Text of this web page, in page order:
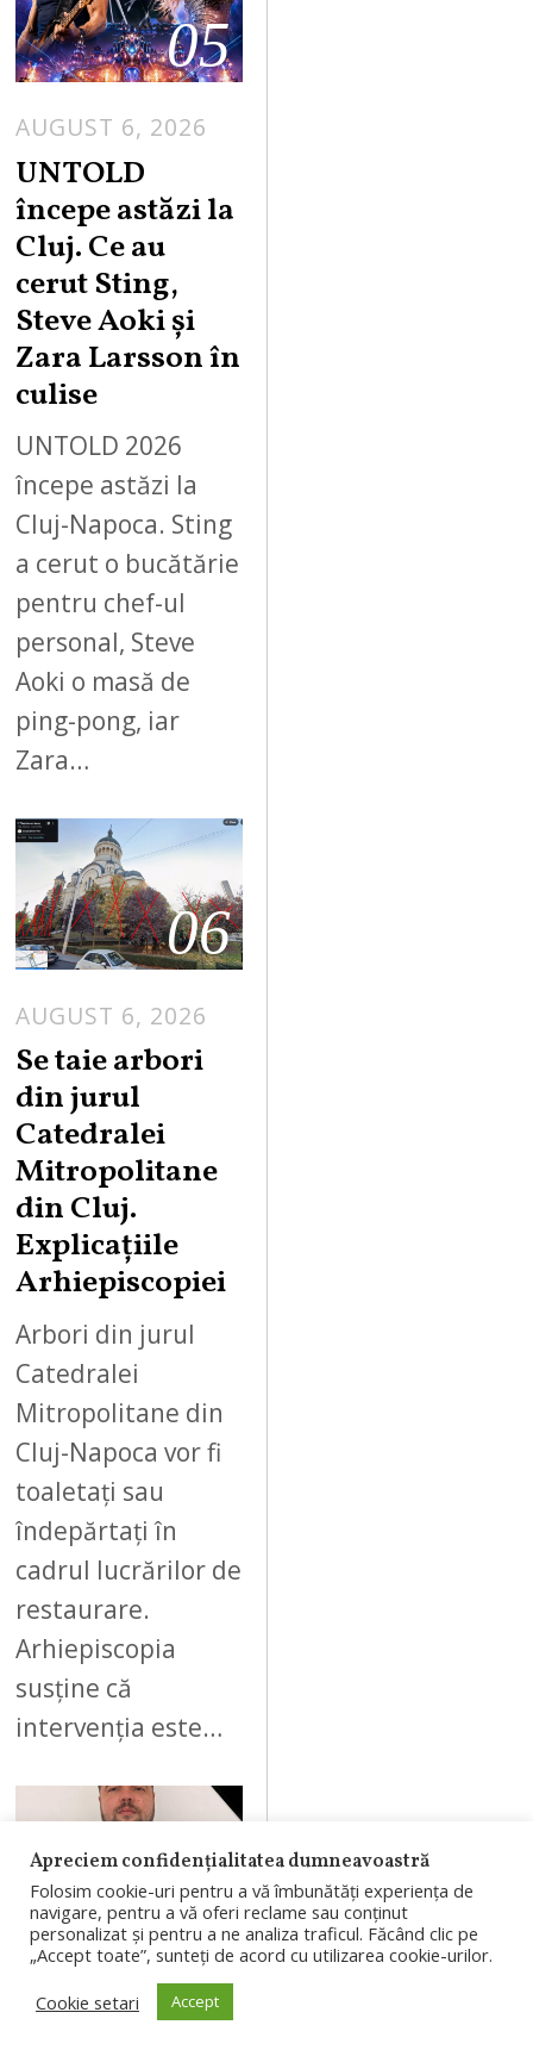
05
AUGUST 6, 2026
UNTOLD
începe astăzi la
Cluj. Ce au
cerut Sting,
Steve Aoki și
Zara Larsson în
culise
UNTOLD 2026
începe astăzi la
Cluj-Napoca. Sting
a cerut o bucătărie
pentru chef-ul
personal, Steve
Aoki o masă de
ping-pong, iar
Zara…
06
AUGUST 6, 2026
Se taie arbori
din jurul
Catedralei
Mitropolitane
din Cluj.
Explicațiile
Arhiepiscopiei
Arbori din jurul
Catedralei
Mitropolitane din
Cluj-Napoca vor fi
toaletați sau
îndepărtați în
cadrul lucrărilor de
restaurare.
Arhiepiscopia
susține că
intervenția este…
07
AUGUST 6, 2026
Polițist de la
Apreciem confidențialitatea dumneavoastră
Folosim cookie-uri pentru a vă îmbunătăți experiența de
navigare, pentru a vă oferi reclame sau conținut
personalizat și pentru a ne analiza traficul. Făcând clic pe
„Accept toate”, sunteți de acord cu utilizarea cookie-urilor.
Cookie setari
Accept